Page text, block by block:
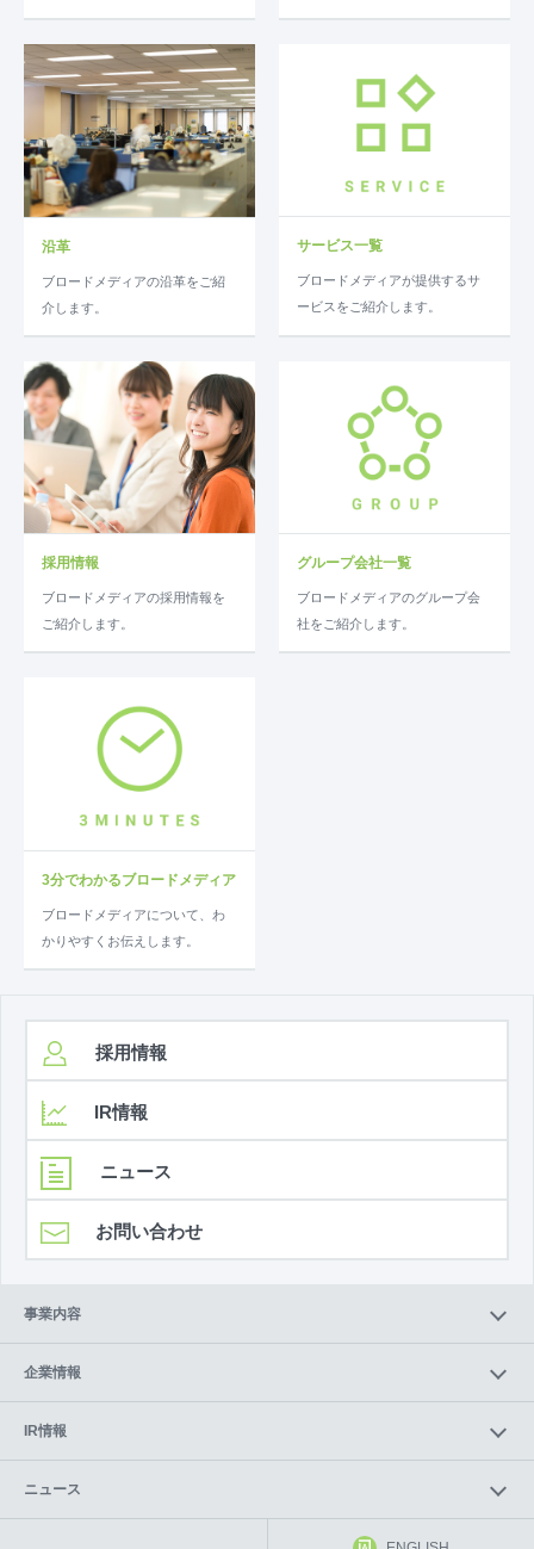
沿革
ブロードメディアの沿革をご紹
介します。
サービス一覧
ブロードメディアが提供するサ
ービスをご紹介します。
採用情報
ブロードメディアの採用情報を
ご紹介します。
グループ会社一覧
ブロードメディアのグループ会
社をご紹介します。
3分でわかるブロードメディア
ブロードメディアについて、わ
かりやすくお伝えします。
採用情報
IR情報
ニュース
お問い合わせ
事業内容
企業情報
IR情報
ニュース